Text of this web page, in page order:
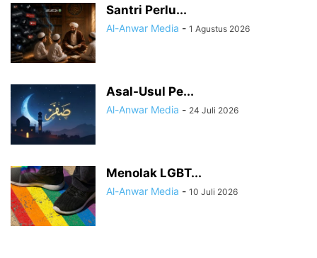
Santri Perlu...
Al-Anwar Media - 1 Agustus 2026
Asal-Usul Pe...
Al-Anwar Media - 24 Juli 2026
Menolak LGBT...
Al-Anwar Media - 10 Juli 2026